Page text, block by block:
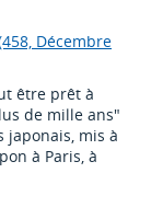
Décembre
être prêt à
de mille ans"
japonais, mis à
à Paris, à